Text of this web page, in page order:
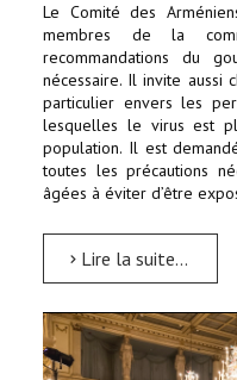
Le Comité des
membres de la
recommandations du
nécessaire. Il invite aussi
particulier envers les
lesquelles le virus est
population. Il est
toutes les précautions
âgées à éviter d’être
Lire la suite...